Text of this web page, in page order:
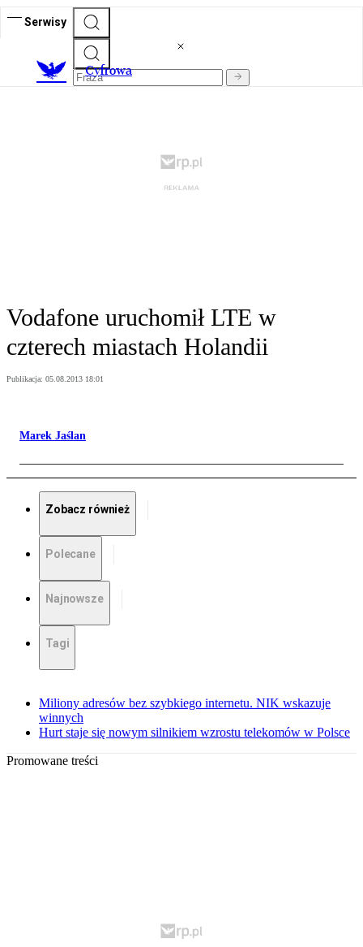
Serwisy
Cyfrowa
Vodafone uruchomił LTE w
czterech miastach Holandii
Publikacja: 05.08.2013 18:01
Marek Jaślan
Zobacz również
Polecane
Najnowsze
Tagi
Miliony adresów bez szybkiego internetu. NIK wskazuje
winnych
Hurt staje się nowym silnikiem wzrostu telekomów w Polsce
Promowane treści